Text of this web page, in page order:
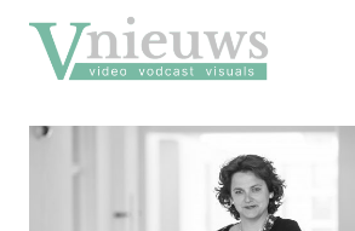
naar
inhoud